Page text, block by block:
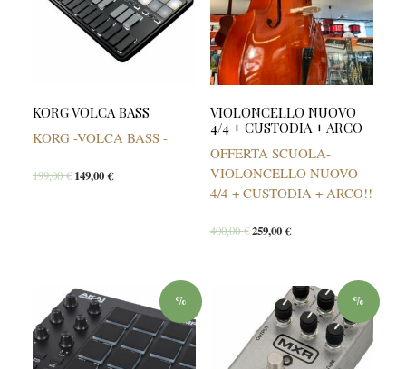
KORG VOLCA BASS
KORG -VOLCA BASS -
199,00€ 149,00€
VIOLONCELLO NUOVO
4/4 + CUSTODIA + ARCO
OFFERTA SCUOLA-
VIOLONCELLO NUOVO
4/4 + CUSTODIA + ARCO!!
400,00€259,00€
% %